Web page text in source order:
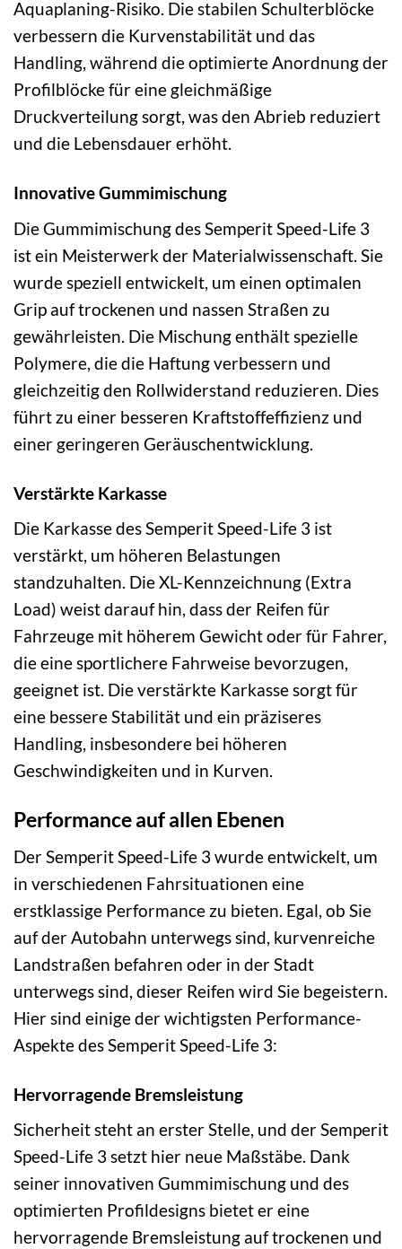
Aquaplaning-Risiko. Die stabilen Schulterblöcke
verbessern die Kurvenstabilität und das
Handling, während die optimierte Anordnung der
Profilblöcke für eine gleichmäßige
Druckverteilung sorgt, was den Abrieb reduziert
und die Lebensdauer erhöht.
Innovative Gummimischung
Die Gummimischung des Semperit Speed-Life 3
ist ein Meisterwerk der Materialwissenschaft. Sie
wurde speziell entwickelt, um einen optimalen
Grip auf trockenen und nassen Straßen zu
gewährleisten. Die Mischung enthält spezielle
Polymere, die die Haftung verbessern und
gleichzeitig den Rollwiderstand reduzieren. Dies
führt zu einer besseren Kraftstoffeffizienz und
einer geringeren Geräuschentwicklung.
Verstärkte Karkasse
Die Karkasse des Semperit Speed-Life 3 ist
verstärkt, um höheren Belastungen
standzuhalten. Die XL-Kennzeichnung (Extra
Load) weist darauf hin, dass der Reifen für
Fahrzeuge mit höherem Gewicht oder für Fahrer,
die eine sportlichere Fahrweise bevorzugen,
geeignet ist. Die verstärkte Karkasse sorgt für
eine bessere Stabilität und ein präziseres
Handling, insbesondere bei höheren
Geschwindigkeiten und in Kurven.
Performance auf allen Ebenen
Der Semperit Speed-Life 3 wurde entwickelt, um
in verschiedenen Fahrsituationen eine
erstklassige Performance zu bieten. Egal, ob Sie
auf der Autobahn unterwegs sind, kurvenreiche
Landstraßen befahren oder in der Stadt
unterwegs sind, dieser Reifen wird Sie begeistern.
Hier sind einige der wichtigsten Performance-
Aspekte des Semperit Speed-Life 3:
Hervorragende Bremsleistung
Sicherheit steht an erster Stelle, und der Semperit
Speed-Life 3 setzt hier neue Maßstäbe. Dank
seiner innovativen Gummimischung und des
optimierten Profildesigns bietet er eine
hervorragende Bremsleistung auf trockenen und